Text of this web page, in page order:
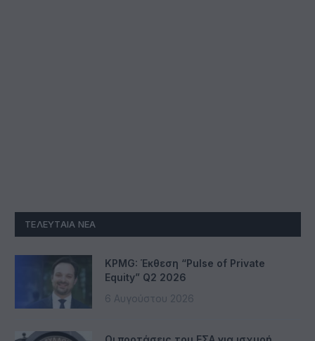
ΤΕΛΕΥΤΑΊΑ ΝΈΑ
KPMG: Έκθεση “Pulse of Private
Equity” Q2 2026
6 Αυγούστου 2026